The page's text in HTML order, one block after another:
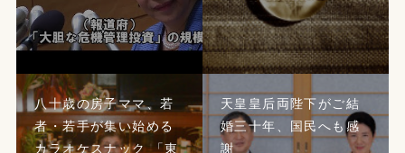
八十歳の房子ママ、若
者・若手が集い始める
カラオケスナック 「東
天皇皇后両陛下がご結
婚三十年、国民へも感
謝